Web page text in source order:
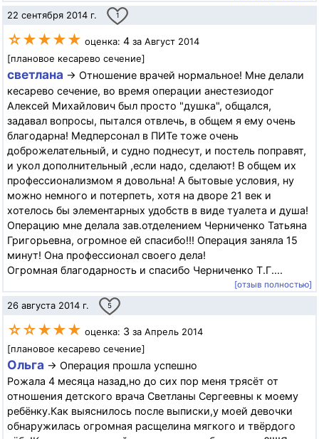
22 сентября 2014 г. 1
☆★★★★ оценка: 4 за Август 2014
[плановое кесарево сечение]
светлана → Отношение врачей нормальное! Мне делали
кесарево сечение, во время операции анестезиодог
Алексей Михайлович был просто "душка", общался,
задавал вопросы, пытался отвлечь, в общем я ему очень
благодарна! Медперсонал в ПИТе тоже очень
доброжелательный, и судно поднесут, и постель поправят,
и укол дополнительный ,если надо, сделают! В общем их
профессионализмом я довольна! А бытовые условия, ну
можно немного и потерпеть, хотя на дворе 21 век и
хотелось бы элементарных удобств в виде туалета и душа!
Операцию мне делала зав.отделением Черниченко Татьяна
Григорьевна, огромное ей спасибо!!! Операция заняла 15
минут! Она профессионал своего дела!
Огромная благодарность и спасибо Черниченко Т.Г....
[отзыв полностью]
26 августа 2014 г. 5
☆☆★★★ оценка: 3 за Апрель 2014
[плановое кесарево сечение]
Ольга → Операция прошла успешно
Рожала 4 месяца назад,но до сих пор меня трясёт от
отношения детского врача Светланы Сергеевны к моему
ребёнку.Как выяснилось после выписки,у моей девочки
обнаружилась огромная расщелина мягкого и твёрдого